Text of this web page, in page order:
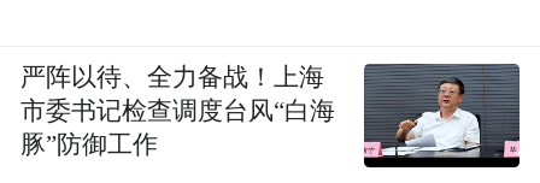
严阵以待、全力备战！上海
市委书记检查调度台风“白海
豚”防御工作